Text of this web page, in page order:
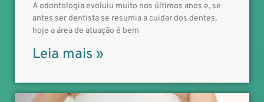
A odontologia evoluiu muito nos últimos anos e, se
antes ser dentista se resumia a cuidar dos dentes,
hoje a área de atuação é bem
Leia mais »